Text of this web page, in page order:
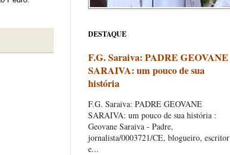
DESTAQUE
F.G. Saraiva: PADRE GEOVANE
SARAIVA: um pouco de sua
história
F.G. Saraiva: PADRE GEOVANE
SARAIVA: um pouco de sua história :
Geovane Saraiva - Padre,
jornalista/0003721/CE, blogueiro, escritor
e...